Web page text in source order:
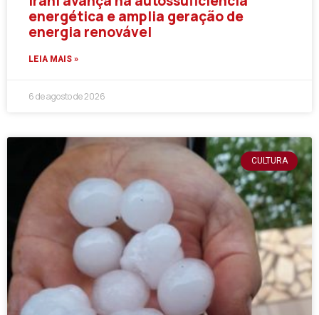
energética e amplia geração de
energia renovável
LEIA MAIS »
6 de agosto de 2026
CULTURA